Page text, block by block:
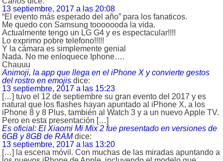
13 septiembre, 2017 a las 20:08
“El evento más esperado del año” para los fanaticos.
Me quedo con Samsung tooooooda la vida.
Actualmente tengo un LG G4 y es espectacular!!!!
Lo exprimo pobre telefono!!!!!
Y la cámara es simplemente genial
Nada. No me enloquece Iphone….
Chauuu
Animoji, la app que llega en el iPhone X y convierte gestos
del rostro en emojis dice:
13 septiembre, 2017 a las 15:23
[…] tuvo el 12 de septiembre su gran evento del 2017 y es
natural que los flashes hayan apuntado al iPhone X, a los
iPhone 8 y 8 Plus, también al Watch 3 y a un nuevo Apple TV.
Pero en esta presentación […]
Es oficial: El Xiaomi Mi Mix 2 fue presentado en versiones de
6GB y 8GB de RAM dice:
13 septiembre, 2017 a las 13:20
[…] la escena móvil. Con muchas de las miradas apuntando a